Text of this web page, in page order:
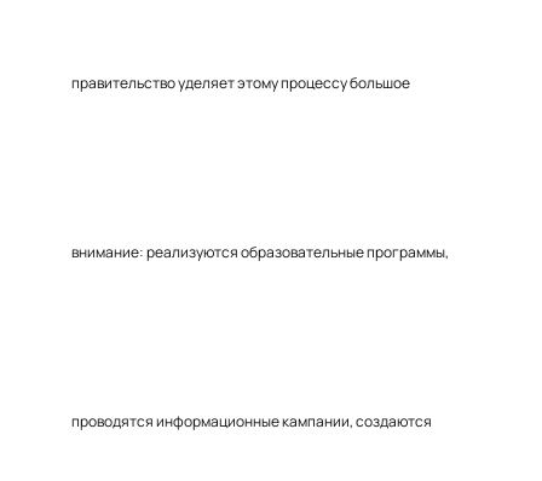
правительство уделяет этому процессу большое
внимание: реализуются образовательные программы,
проводятся информационные кампании, создаются